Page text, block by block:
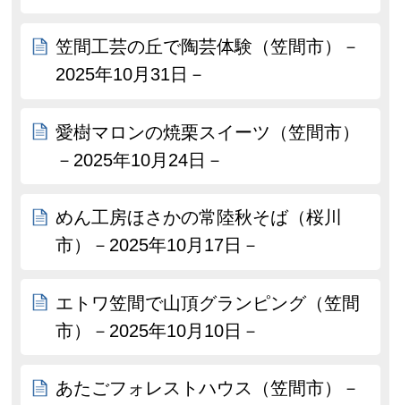
笠間工芸の丘で陶芸体験（笠間市）－
2025年10月31日－
愛樹マロンの焼栗スイーツ（笠間市）
－2025年10月24日－
めん工房ほさかの常陸秋そば（桜川
市）－2025年10月17日－
エトワ笠間で山頂グランピング（笠間
市）－2025年10月10日－
あたごフォレストハウス（笠間市）－